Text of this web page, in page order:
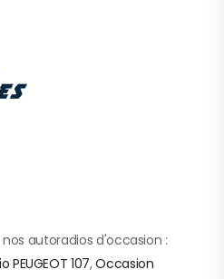
autoradios d'occasion :
PEUGEOT 107,Occasion